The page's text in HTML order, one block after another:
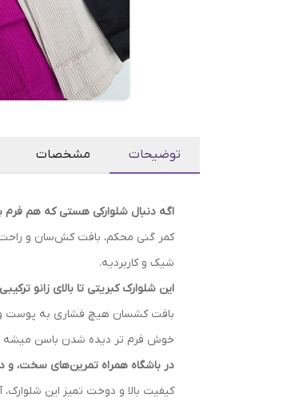
توضیحات مشخصات
اگه دنبال شلوارکی هستی که هم
کمر گنی محکم، بافت کش‌سان و راحت
شیک و کاربردیه.
این شلوارک کبریتی تا بالای زانو
بافت کشسان هیچ فشاری به پوست
خوش فرم تر دیده شدن باسن میشه
در باشگاه همراه تمرین‌های سخت، و در
کیفیت بالا و دوخت تمیز این